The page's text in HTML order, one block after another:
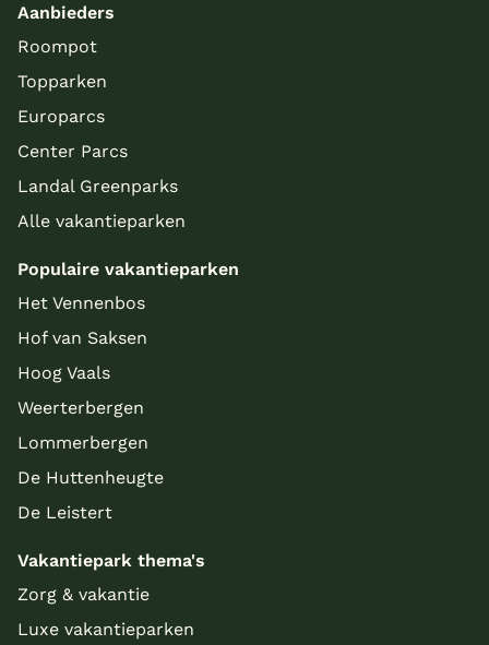
Aanbieders
Roompot
Topparken
Europarcs
Center Parcs
Landal Greenparks
Alle vakantieparken
Populaire vakantieparken
Het Vennenbos
Hof van Saksen
Hoog Vaals
Weerterbergen
Lommerbergen
De Huttenheugte
De Leistert
Vakantiepark thema's
Zorg & vakantie
Luxe vakantieparken